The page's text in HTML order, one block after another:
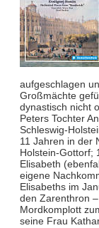
aufgeschlagen
Großmächte
dynastisch nicht
Peters Tochter
Schleswig-
11 Jahren in der
Holstein-Gottorf;
Elisabeth
eigene
Elisabeths im
den Zarenthron
Mordkomplott
seine Frau